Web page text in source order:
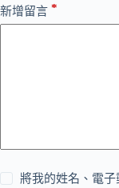
新增留言 *
將我的姓名、電